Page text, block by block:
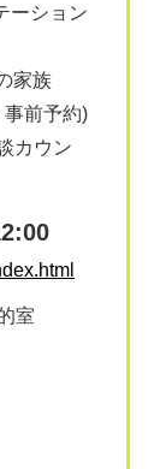
ーション
家族
前予約)
カウン
室